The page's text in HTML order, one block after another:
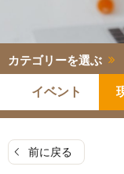
カテゴリーを選ぶ
イベント
前に戻る